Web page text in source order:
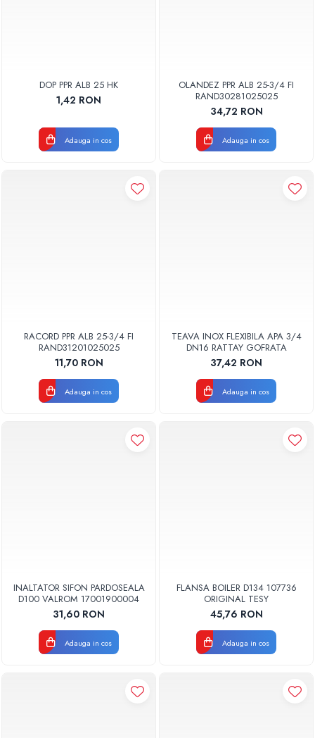
DOP PPR ALB 25 HK
1,42 RON
Adauga in cos
OLANDEZ PPR ALB 25-3/4 FI
RAND30281025025
34,72 RON
Adauga in cos
RACORD PPR ALB 25-3/4 FI
RAND31201025025
11,70 RON
Adauga in cos
TEAVA INOX FLEXIBILA APA 3/4
DN16 RATTAY GOFRATA
37,42 RON
Adauga in cos
INALTATOR SIFON PARDOSEALA
D100 VALROM 17001900004
31,60 RON
Adauga in cos
FLANSA BOILER D134 107736
ORIGINAL TESY
45,76 RON
Adauga in cos